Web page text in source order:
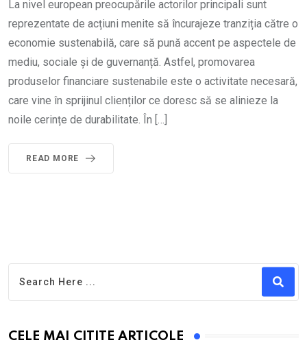
La nivel european preocupările actorilor principali sunt
reprezentate de acțiuni menite să încurajeze tranziția către o
economie sustenabilă, care să pună accent pe aspectele de
mediu, sociale și de guvernanță. Astfel, promovarea
produselor financiare sustenabile este o activitate necesară,
care vine în sprijinul clienților ce doresc să se alinieze la
noile cerințe de durabilitate. În […]
READ MORE
CELE MAI CITITE ARTICOLE